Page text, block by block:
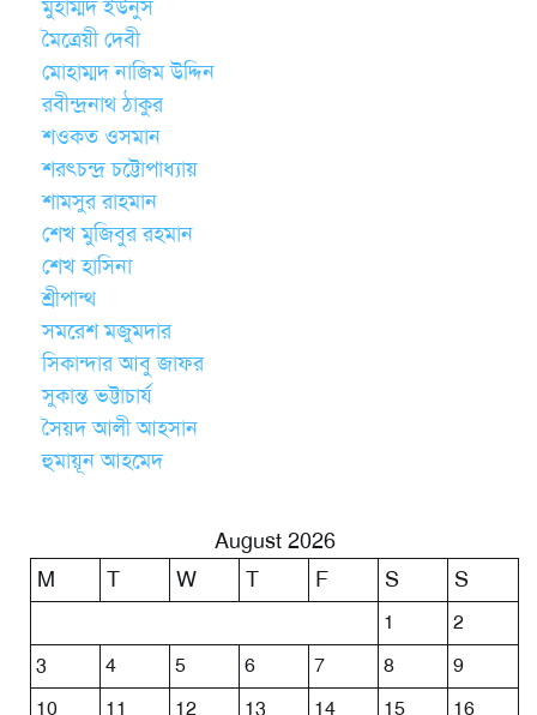
মুহাম্মদ ইউনুস
মৈত্রেয়ী দেবী
মোহাম্মদ নাজিম উদ্দিন
রবীন্দ্রনাথ ঠাকুর
শওকত ওসমান
শরৎচন্দ্র চট্টোপাধ্যায়
শামসুর রাহমান
শেখ মুজিবুর রহমান
শেখ হাসিনা
শ্রীপান্থ
সমরেশ মজুমদার
সিকান্দার আবু জাফর
সুকান্ত ভট্টাচার্য
সৈয়দ আলী আহসান
হুমায়ূন আহমেদ
August 2026
M
T W T F S S
1
2
3
4 5 6 7 8
9
10
11 12 13 14 15
16